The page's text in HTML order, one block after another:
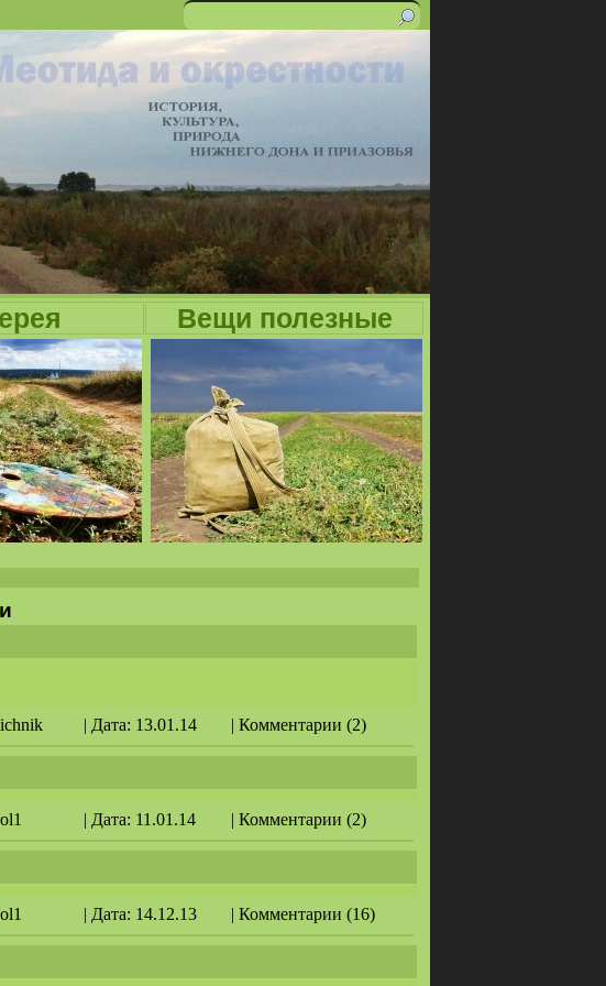
Форма
поиска
Поиск
Вещи полезные
| Дата: 13.01.14 | Комментарии (2)
| Дата: 11.01.14 | Комментарии (2)
| Дата: 14.12.13 | Комментарии (16)